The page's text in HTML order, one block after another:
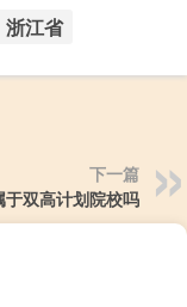
浙江省
下一篇
双高计划院校吗